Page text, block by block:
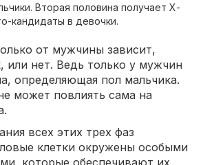
Вторая половина получает Х-
кандидаты в девочки.
от мужчины зависит,
или нет. Ведь только у мужчин
определяющая пол мальчика.
может повлиять сама на
всех этих трех фаз
клетки окружены особыми
которые обеспечивают их